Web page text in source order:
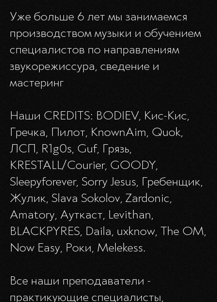
Уже больше 6 лет мы занимаемся
производством музыки и обучением
специалистов по направлениям
звукорежиссура, сведение и
мастеринг
Наши CREDITS: BODIEV, Кис-Кис,
Гречка, Пилот, KnownAim, Quok,
ЛСП, R1g0s, Guf, Грязь,
KRESTALL/Courier, GOODY,
Sleepyforever, Sorry Jesus, Гребенщик,
Жулик, Slava Sokolov, Zardonic,
Amatory, Ауткаст, Levithan,
BLACKPYRES, Daila, uxknow, The OM,
Now Easy, Роки, Melekess.
Все наши преподаватели -
практикующие специалисты,